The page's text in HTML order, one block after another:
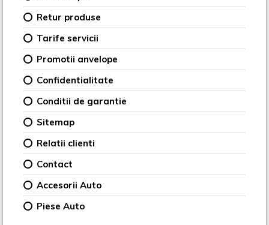
Retur produse
Tarife servicii
Promotii anvelope
Confidentialitate
Conditii de garantie
Sitemap
Relatii clienti
Contact
Accesorii Auto
Piese Auto